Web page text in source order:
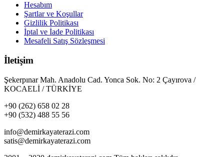
Hesabım
Şartlar ve Koşullar
Gizlilik Politikası
İptal ve İade Politikası
Mesafeli Satış Sözleşmesi
İletişim
Şekerpınar Mah. Anadolu Cad. Yonca Sok. No: 2 Çayırova /
KOCAELİ / TÜRKİYE
+90 (262) 658 02 28
+90 (532) 488 55 56
info@demirkayaterazi.com
satis@demirkayaterazi.com